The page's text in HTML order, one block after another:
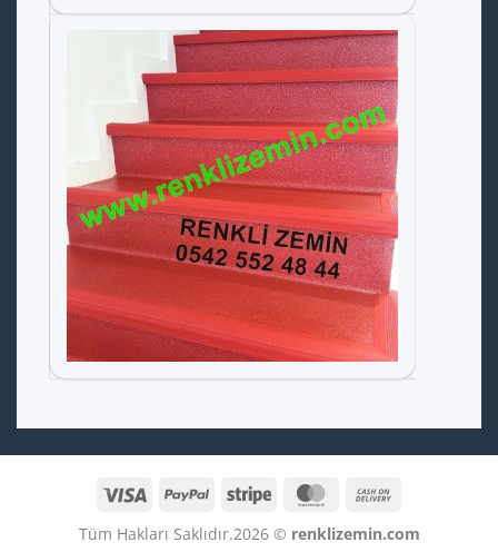
Visa PayPal Stripe MasterCard
Delivery
Tüm Hakları Saklıdır.2026 © renklizemin.com